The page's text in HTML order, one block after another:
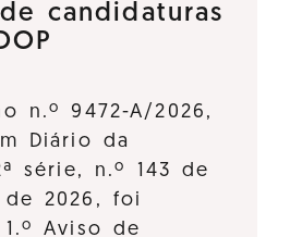
candidaturas
n.º 9472-A/2026,
Diário da
série, n.º 143 de
2026, foi
Aviso de